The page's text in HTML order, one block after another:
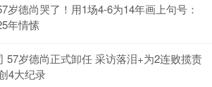
岁德尚哭了！用1场4-6为14年画上句号：
年情愫
57岁德尚正式卸任 采访落泪+为2连败揽责
4大纪录